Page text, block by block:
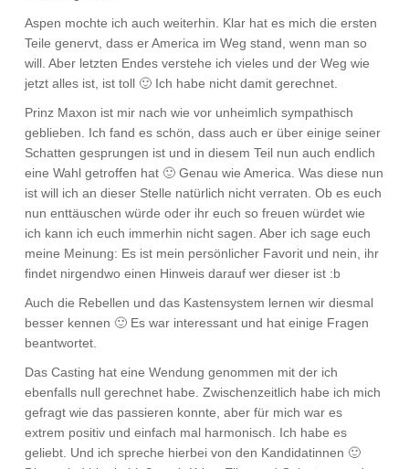
Aspen mochte ich auch weiterhin. Klar hat es mich die ersten
Teile genervt, dass er America im Weg stand, wenn man so
will. Aber letzten Endes verstehe ich vieles und der Weg wie
jetzt alles ist, ist toll 🙂 Ich habe nicht damit gerechnet.
Prinz Maxon ist mir nach wie vor unheimlich sympathisch
geblieben. Ich fand es schön, dass auch er über einige seiner
Schatten gesprungen ist und in diesem Teil nun auch endlich
eine Wahl getroffen hat 🙂 Genau wie America. Was diese nun
ist will ich an dieser Stelle natürlich nicht verraten. Ob es euch
nun enttäuschen würde oder ihr euch so freuen würdet wie
ich kann ich euch immerhin nicht sagen. Aber ich sage euch
meine Meinung: Es ist mein persönlicher Favorit und nein, ihr
findet nirgendwo einen Hinweis darauf wer dieser ist :b
Auch die Rebellen und das Kastensystem lernen wir diesmal
besser kennen 🙂 Es war interessant und hat einige Fragen
beantwortet.
Das Casting hat eine Wendung genommen mit der ich
ebenfalls null gerechnet habe. Zwischenzeitlich habe ich mich
gefragt wie das passieren konnte, aber für mich war es
extrem positiv und einfach mal harmonisch. Ich habe es
geliebt. Und ich spreche hierbei von den Kandidatinnen 🙂